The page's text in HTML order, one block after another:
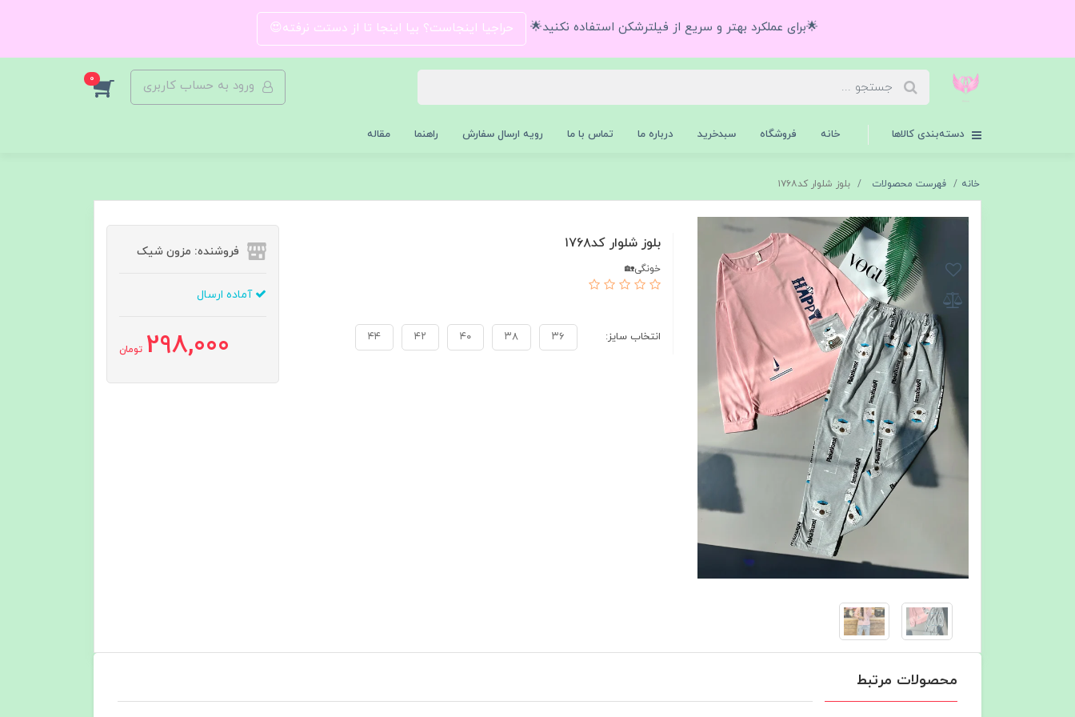
🌟برای عملکرد بهتر و سریع از فیلترشکن استفاده نکنید🌟 حراجیا اینجاست؟ بیا اینجا تا از دستت نرفته😍
ورود به حساب کاربری 0
دسته‌بندی کالاها خانه فروشگاه سبدخرید درباره ما تماس با ما رویه ارسال سفارش راهنما مقاله
خانه فهرست محصولات بلوز شلوار کد۱۷۶۸
بلوز شلوار کد۱۷۶۸
خونگی🏡
انتخاب سایز: ۳۶ ۳۸ ۴۰ ۴۲ ۴۴
فروشنده: مزون شیک
آماده ارسال
298,000 تومان
محصولات مرتبط